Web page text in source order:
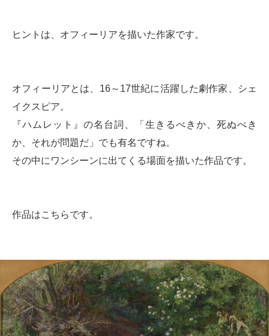
ヒントは、オフィーリアを描いた作家です。
オフィーリアとは、16～17世紀に活躍した劇作家、シェ
イクスピア。
『ハムレット』の名台詞、「生きるべきか、死ぬべき
か、それが問題だ」でも有名ですね。
その中にワンシーンに出てくる場面を描いた作品です。
作品はこちらです。